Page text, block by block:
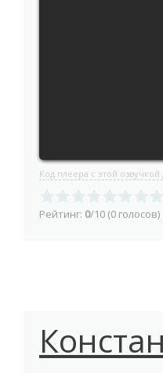
Код плеера с этой озвучкой
Рейтинг: 0/10 (0 голосов)